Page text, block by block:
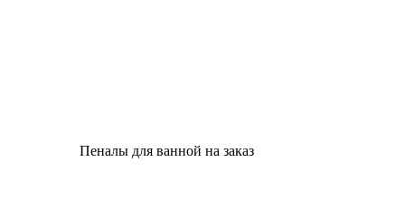
Пеналы для ванной на заказ